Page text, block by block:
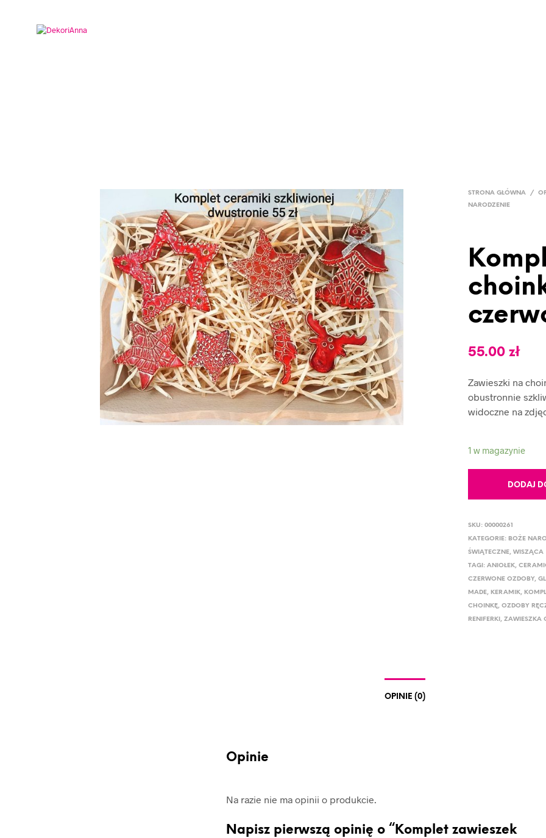
STRONA GŁÓWNA /
NARODZENIE
55.00zł
Zawieszki na
obustronnie
widoczne na
1 w magazynie
DODAJ
SKU:00000261
KATEGORIE: BOŻE
ŚWIĄTECZNE,WISZĄCA
TAGI:ANIOŁEK,
CZERWONE OZDOBY,
MADE, KERAMIK,
CHOINKĘ,OZDOBY
RENIFERKI ,ZAWIESZKA
OPINIE (0)
Opinie
Na razie nie ma opinii o produkcie.
Napisz pierwszą opinię o “Komplet zawieszek